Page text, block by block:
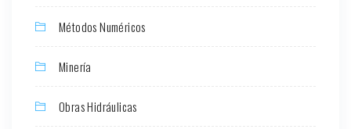
Métodos Numéricos
Minería
Obras Hidráulicas